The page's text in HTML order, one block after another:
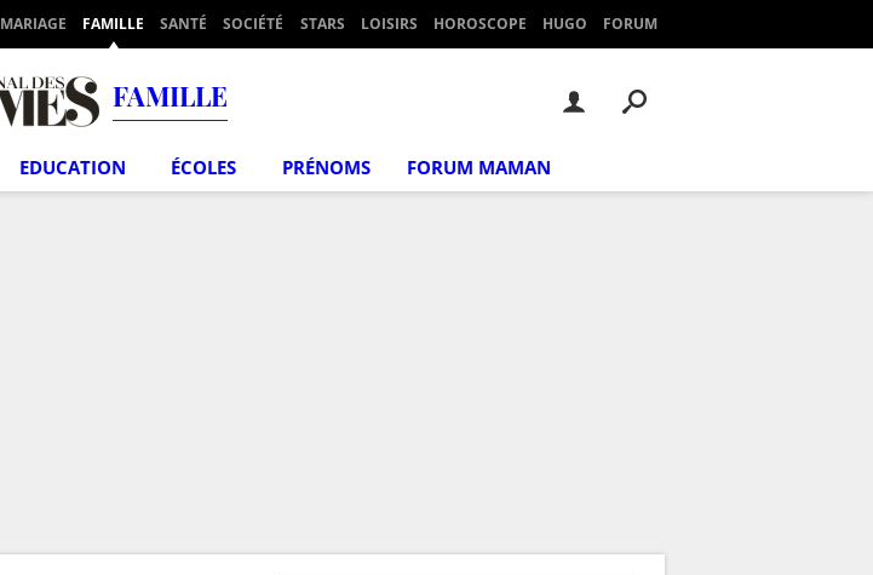
MARIAGE FAMILLE SANTÉ SOCIÉTÉ STARS LOISIRS HOROSCOPE HUGO FORUM
FAMILLE
EDUCATION ÉCOLES PRÉNOMS FORUM MAMAN